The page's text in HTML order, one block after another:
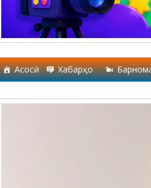
Асосӣ Хабарҳо